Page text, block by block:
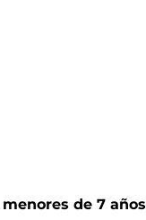
de 7 años